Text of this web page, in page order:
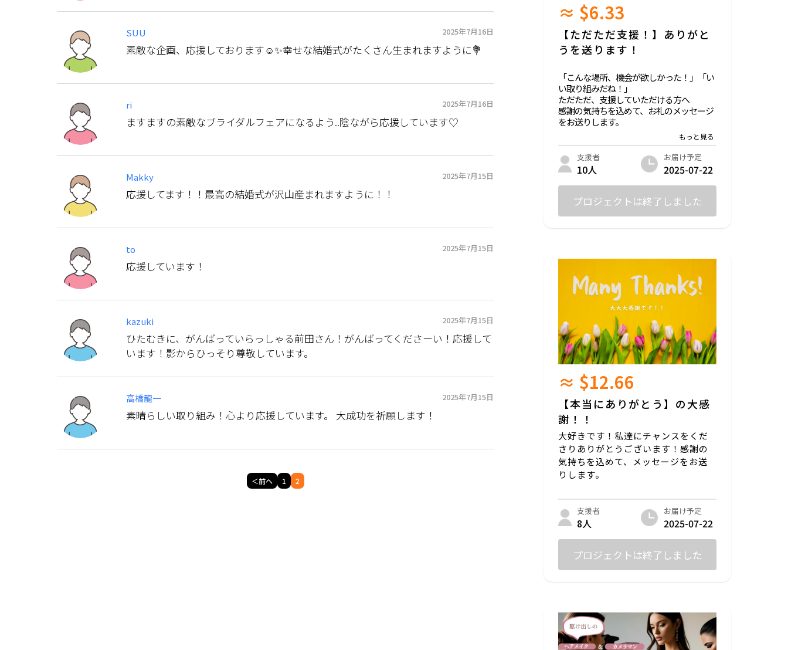
SUU 2025年7月16日
素敵な企画、応援しております☺️✨幸せな結婚式がたくさん生まれますように💐
ri 2025年7月16日
ますますの素敵なブライダルフェアになるよう..陰ながら応援しています♡
Makky 2025年7月15日
応援してます！！最高の結婚式が沢山産まれますように！！
to 2025年7月15日
応援しています！
kazuki 2025年7月15日
ひたむきに、がんばっていらっしゃる前田さん！がんばってくださーい！応援して
います！影からひっそり尊敬しています。
高橋龍一 2025年7月15日
素晴らしい取り組み！心より応援しています。 大成功を祈願します！
＜前へ 1 2
≈ $6.33
【ただただ支援！】ありがと
うを送ります！
「こんな場所、機会が欲しかった！」「い
い取り組みだね！」
ただただ、支援していただける方へ
感謝の気持ちを込めて、お礼のメッセージ
をお送りします。
支援者
10人
お届け予定
2025-07-22
プロジェクトは終了しました
≈ $12.66
【本当にありがとう】の大感
謝！！
大好きです！私達にチャンスをくだ
さりありがとうございます！感謝の
気持ちを込めて、メッセージをお送
りします。
支援者
8人
お届け予定
2025-07-22
プロジェクトは終了しました